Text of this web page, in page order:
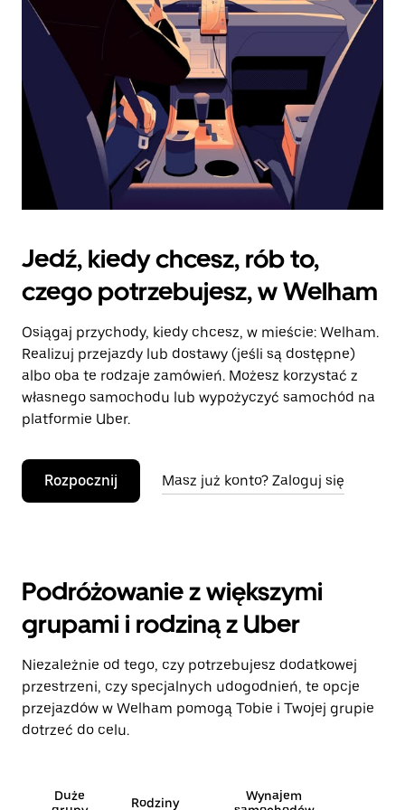
kalendarz.
Jedź, kiedy chcesz, rób to,
czego potrzebujesz, w Welham
Osiągaj przychody, kiedy chcesz, w mieście: Welham.
Realizuj przejazdy lub dostawy (jeśli są dostępne)
albo oba te rodzaje zamówień. Możesz korzystać z
własnego samochodu lub wypożyczyć samochód na
platformie Uber.
Rozpocznij Masz już konto? Zaloguj się
Podróżowanie z większymi
grupami i rodziną z Uber
Niezależnie od tego, czy potrzebujesz dodatkowej
przestrzeni, czy specjalnych udogodnień, te opcje
przejazdów w Welham pomogą Tobie i Twojej grupie
dotrzeć do celu.
Duże
Rodziny
Wynajem